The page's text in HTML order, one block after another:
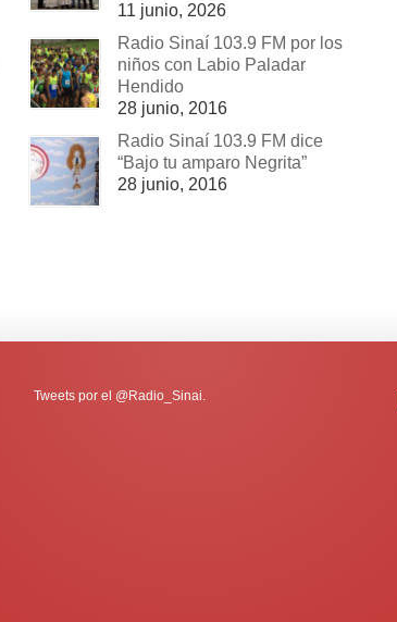
11 junio, 2026
Radio Sinaí 103.9 FM por los
niños con Labio Paladar
Hendido
28 junio, 2016
Radio Sinaí 103.9 FM dice
“Bajo tu amparo Negrita”
28 junio, 2016
Tweets por el @Radio_Sinai.